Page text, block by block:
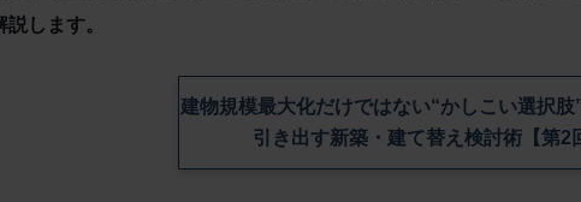
します。
建物規模最大化だけではない“かしこい選択肢
引き出す新築・建て替え検討術【第2